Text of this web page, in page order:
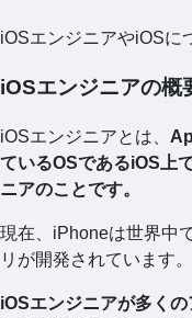
iOSエンジニアやiOSに
iOSエンジニアの概
iOSエンジニアとは、
ているOSであるiOS上
ニアのことです。
現在、iPhoneは世界中
リが開発されています。
iOSエンジニアが多く